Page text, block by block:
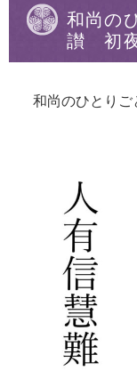
和尚の
讃 初夜
和尚のひとり